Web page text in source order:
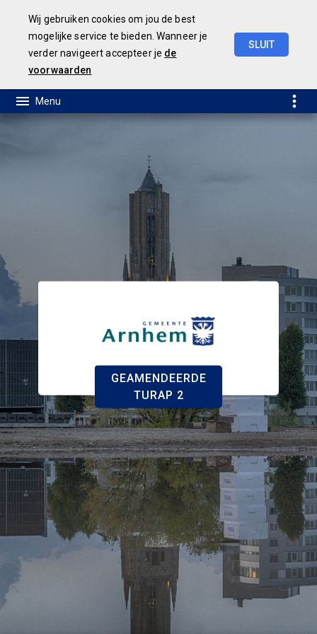
Wij gebruiken cookies om jou de best
mogelijke service te bieden. Wanneer je
verder navigeert accepteer je de
voorwaarden
SLUIT
GEAMENDEERDE
TURAP 2